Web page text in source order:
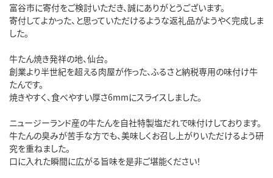
富谷市に寄付をご検討いただき、誠にありがとうございます。
寄付してよかった、と思っていただけるような返礼品がようやく完成しま
した。
牛たん焼き発祥の地、仙台。
創業より半世紀を超える肉屋が作った、ふるさと納税専用の味付け牛
たんです。
焼きやすく、食べやすい厚さ6mmにスライスしました。
ニュージーランド産の牛たんを自社特製塩だれで味付けしております。
牛たんの臭みが苦手な方でも、美味しくお召し上がりいただけるよう研
究を重ねました。
口に入れた瞬間に広がる旨味を是非ご堪能ください！